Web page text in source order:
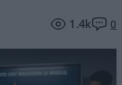
1.4k 0